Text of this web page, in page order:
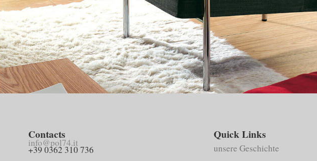
Contacts
info@pol74.it
+39 0362 310 736
Quick Links
unsere Geschichte